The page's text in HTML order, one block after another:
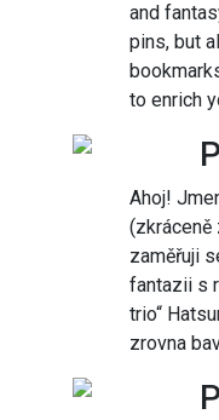
and
pins, but
to enrich
Ahoj!
(zkráceně
zaměřuji
fantazii s
trio“
zrovna